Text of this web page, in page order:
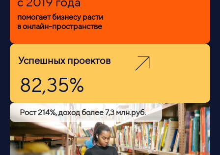
помогает бизнесу расти
в онлайн-пространстве
82,35%
Успешных проектов
Рост 214%, доход более 7,3 млн.руб.